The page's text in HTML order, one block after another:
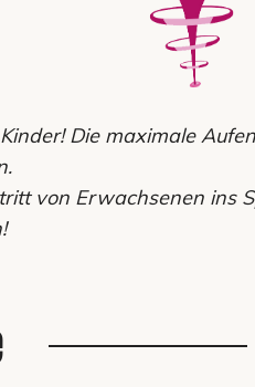
Die maximale
von Erwachsenen ins